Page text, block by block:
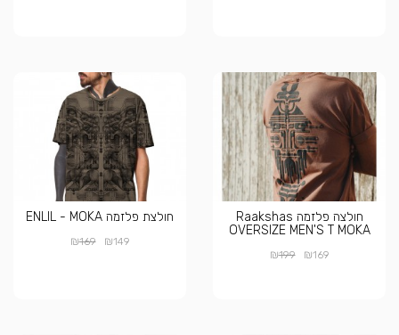
חולצה פלזמה Raakshas
OVERSIZE MEN'S T MOKA
₪169
₪199
חולצת פלזמה ENLIL - MOKA
₪149
₪169